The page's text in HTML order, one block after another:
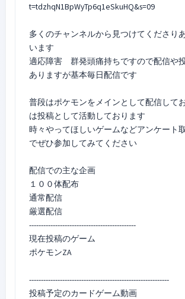
t=tdzhqN1BpWyTp6q1eSkuHQ&s=09
多くのチャンネルから見つけてくださり
います
適応障害 群発頭痛持ちですので配信や
ありますが基本毎日配信です
普段はポケモンをメインとして配信して
は投稿として活動しております
時々やってほしいゲームなどアンケート
でぜひ参加してみてください
配信での主な企画
１００体配布
通常配信
厳選配信
---------------------------------------------
ポケモンZA
-----------------------------------------------------------
投稿予定のカードゲーム動画